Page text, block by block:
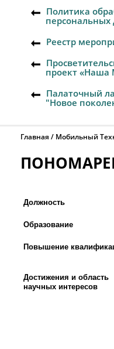
Политика
Реестр
проект «Наша
Палаточный
"Новое
Главная Мобильный
Должность
Образование
Повышение
Достижения и область
научных интересов